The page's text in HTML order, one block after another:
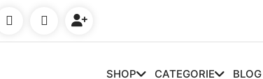
SHOP CATEGORIE BLOG